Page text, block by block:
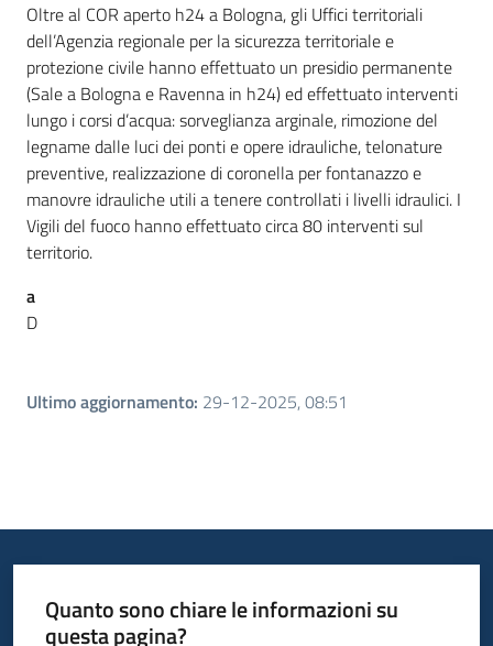
Oltre al COR aperto h24 a Bologna, gli Uffici territoriali
dell’Agenzia regionale per la sicurezza territoriale e
protezione civile hanno effettuato un presidio permanente
(Sale a Bologna e Ravenna in h24) ed effettuato interventi
lungo i corsi d’acqua: sorveglianza arginale, rimozione del
legname dalle luci dei ponti e opere idrauliche, telonature
preventive, realizzazione di coronella per fontanazzo e
manovre idrauliche utili a tenere controllati i livelli idraulici. I
Vigili del fuoco hanno effettuato circa 80 interventi sul
territorio.
a
D
Ultimo aggiornamento: 29-12-2025, 08:51
Quanto sono chiare le informazioni su
questa pagina?